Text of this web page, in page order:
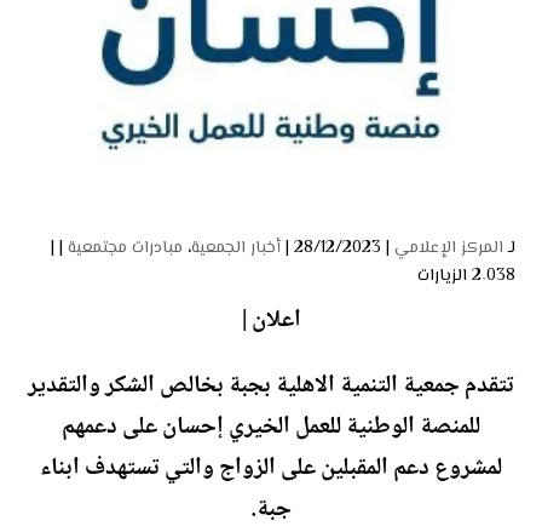
لـالمركز الإعلامي | 28/12/2023 | أخبار الجمعية، مبادرات مجتمعية | |
2٬038 الزيارات
‏اعلان |
‏تتقدم جمعية التنمية الاهلية بجبة بخالص الشكر والتقدير
للمنصة الوطنية للعمل الخيري إحسان على دعمهم
لمشروع دعم المقبلين على الزواج والتي تستهدف ابناء
جبة.